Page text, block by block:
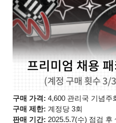
구매 가격: 4,600 관리국 기념주
구매 제한: 계정당 3회
판매 기간: 2025.5.7(수) 점검 후